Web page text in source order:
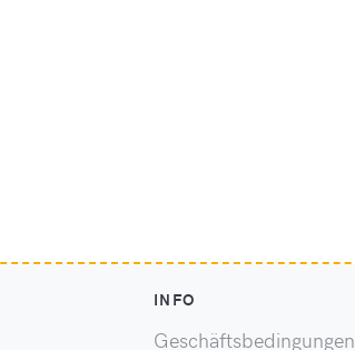
INFO
Geschäftsbedingungen